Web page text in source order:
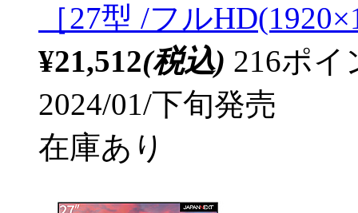
［27型 /フル
¥21,512(税込) 216ポ
2024/01/下旬発売
在庫あり